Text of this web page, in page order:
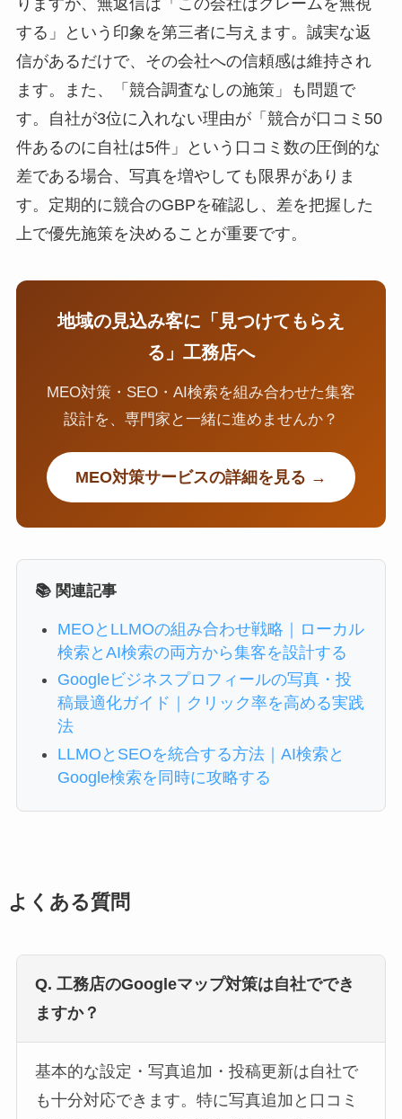
りますが、無返信は「この会社はクレームを無視
する」という印象を第三者に与えます。誠実な返
信があるだけで、その会社への信頼感は維持され
ます。また、「競合調査なしの施策」も問題で
す。自社が3位に入れない理由が「競合が口コミ50
件あるのに自社は5件」という口コミ数の圧倒的な
差である場合、写真を増やしても限界がありま
す。定期的に競合のGBPを確認し、差を把握した
上で優先施策を決めることが重要です。
地域の見込み客に「見つけてもらえ
る」工務店へ
MEO対策・SEO・AI検索を組み合わせた集客
設計を、専門家と一緒に進めませんか？
MEO対策サービスの詳細を見る →
📚 関連記事
MEOとLLMOの組み合わせ戦略｜ローカル
検索とAI検索の両方から集客を設計する
Googleビジネスプロフィールの写真・投
稿最適化ガイド｜クリック率を高める実践
法
LLMOとSEOを統合する方法｜AI検索と
Google検索を同時に攻略する
よくある質問
Q. 工務店のGoogleマップ対策は自社ででき
ますか？
基本的な設定・写真追加・投稿更新は自社で
も十分対応できます。特に写真追加と口コミ